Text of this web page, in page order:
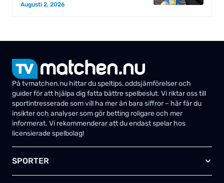
Augusti 2, 2026
På tvmatchen.nu hittar du speltips, oddsjämförelser och
guider för att hjälpa dig fatta bättre spelbeslut. Vi riktar oss till
sportintresserade som vill ha mer än bara siffror – här får du
insikter och analyser som gör betting roligare och mer
informerat. Vi rekommenderar att du endast spelar hos
licensierade spelbolag!
SPORTER